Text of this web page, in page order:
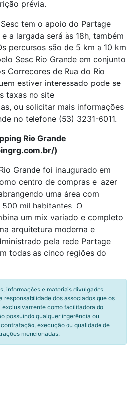
prévia.
tem o apoio do Partage
a largada será às 18h, também
percursos são de 5 km a 10 km
Sesc Rio Grande em conjunto
Corredores de Rua do Rio
estiver interessado pode se
taxas no site
ou solicitar mais informações
no telefone (53) 3231-6011.
Rio Grande
)
Grande foi inaugurado em
centro de compras e lazer
uma área com
mil habitantes. O
um mix variado e completo
arquitetura moderna e
pela rede Partage
todas as cinco regiões do
informações e materiais divulgados
responsabilidade dos associados que os
exclusivamente como facilitadora do
possuindo qualquer ingerência ou
execução ou qualidade de
mencionadas.